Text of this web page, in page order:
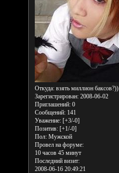
Откуда:взять миллион баксов?))
Зарегистрирован: 2008-06-02
Приглашений:0
Сообщений:141
Уважение: [+3/-0]
Позитив: [+1/-0]
Пол:Мужской
Провел на форуме:
10 часов 45 минут
Последний визит:
2008-06-16 20:49:21